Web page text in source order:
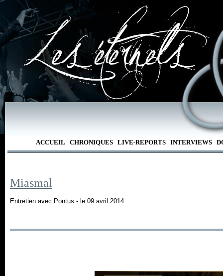
ACCUEIL CHRONIQUES LIVE-REPORTS INTERVIEWS
Miasmal
Entretien avec Pontus - le 09 avril 2014